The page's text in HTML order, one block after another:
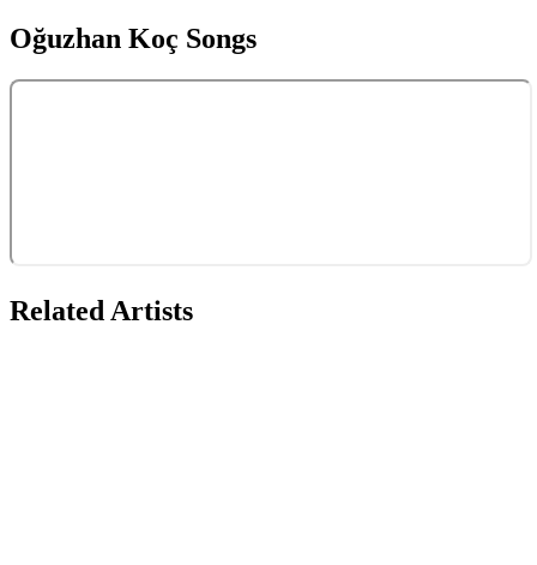
Oğuzhan Koç Songs
Related Artists